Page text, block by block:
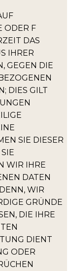
ODER F
DAS
IHRER
GEGEN DIE
DIES GILT
SIE DIESER
WIR IHRE
DATEN
WIR
GRÜNDE
DIE IHRE
DIENT
ODER